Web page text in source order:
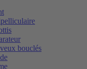
bouclés